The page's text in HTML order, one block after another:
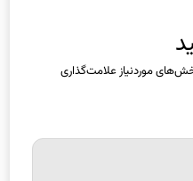
موردنیاز علامت‌گذاری